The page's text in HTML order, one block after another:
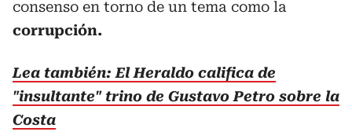
consenso en torno de un tema como la
corrupción.
Lea también: El Heraldo califica de
"insultante" trino de Gustavo Petro sobre la
Costa